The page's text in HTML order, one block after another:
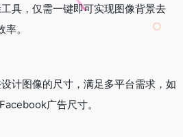
具，仅需一键即可实现图像背景去
。
计图像的尺寸，满足多平台需求，如
广告尺寸。